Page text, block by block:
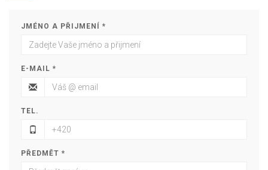
JMÉNO A PŘIJMENÍ *
E-MAIL *
TEL.
PŘEDMĚT *